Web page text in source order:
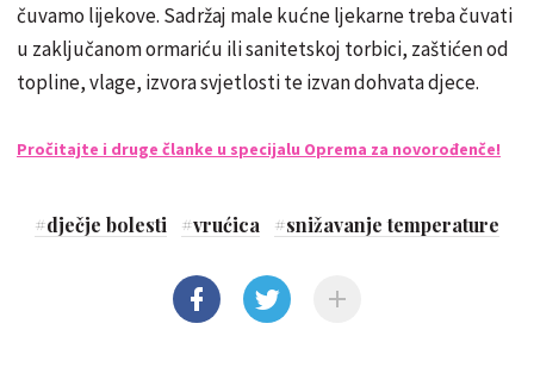
čuvamo lijekove. Sadržaj male kućne ljekarne treba čuvati
u zaključanom ormariću ili sanitetskoj torbici, zaštićen od
topline, vlage, izvora svjetlosti te izvan dohvata djece.
Pročitajte i druge članke u specijalu Oprema za novorođenče!
#dječje bolesti #vrućica #snižavanje temperature